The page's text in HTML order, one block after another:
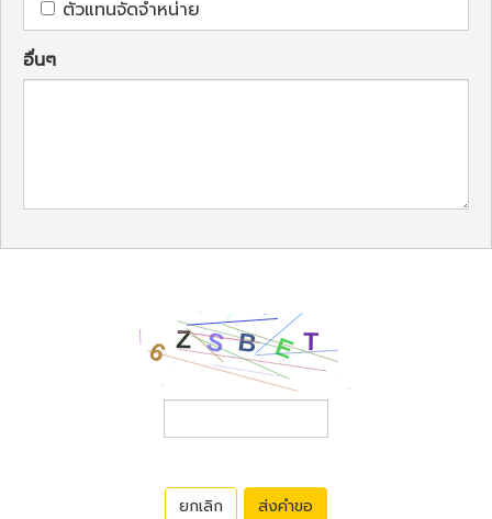
ตัวแทนจัดจำหน่าย
อื่นๆ
ยกเลิก ส่งคำขอ